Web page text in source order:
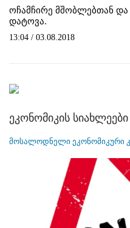
ოჩამჩირე მშობლებთან
დატოვა.
13:04 / 03.08.2018
ეკონომიკის სიახლეები
მოსალოდნელი ეკონომიკური